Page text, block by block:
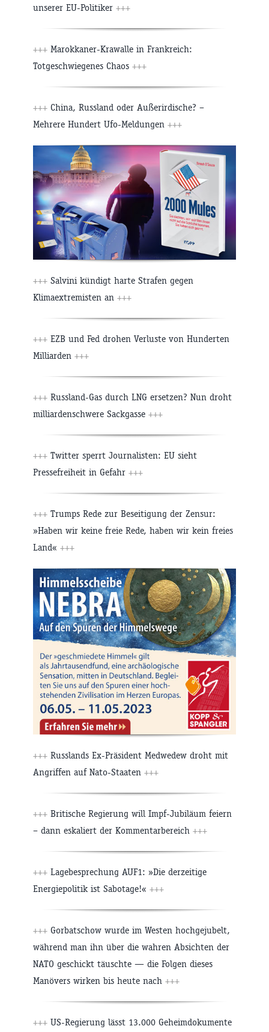
unserer EU-Politiker +++
+++ Marokkaner-Krawalle in Frankreich:
Totgeschwiegenes Chaos +++
+++ China, Russland oder Außerirdische? –
Mehrere Hundert Ufo-Meldungen +++
+++ Salvini kündigt harte Strafen gegen
Klimaextremisten an +++
+++ EZB und Fed drohen Verluste von Hunderten
Milliarden +++
+++ Russland-Gas durch LNG ersetzen? Nun droht
milliardenschwere Sackgasse +++
+++ Twitter sperrt Journalisten: EU sieht
Pressefreiheit in Gefahr +++
+++ Trumps Rede zur Beseitigung der Zensur:
»Haben wir keine freie Rede, haben wir kein freies
Land« +++
+++ Russlands Ex-Präsident Medwedew droht mit
Angriffen auf Nato-Staaten +++
+++ Britische Regierung will Impf-Jubiläum feiern
– dann eskaliert der Kommentarbereich +++
+++ Lagebesprechung AUF1: »Die derzeitige
Energiepolitik ist Sabotage!« +++
+++ Gorbatschow wurde im Westen hochgejubelt,
während man ihn über die wahren Absichten der
NATO geschickt täuschte — die Folgen dieses
Manövers wirken bis heute nach +++
+++ US-Regierung lässt 13.000 Geheimdokumente